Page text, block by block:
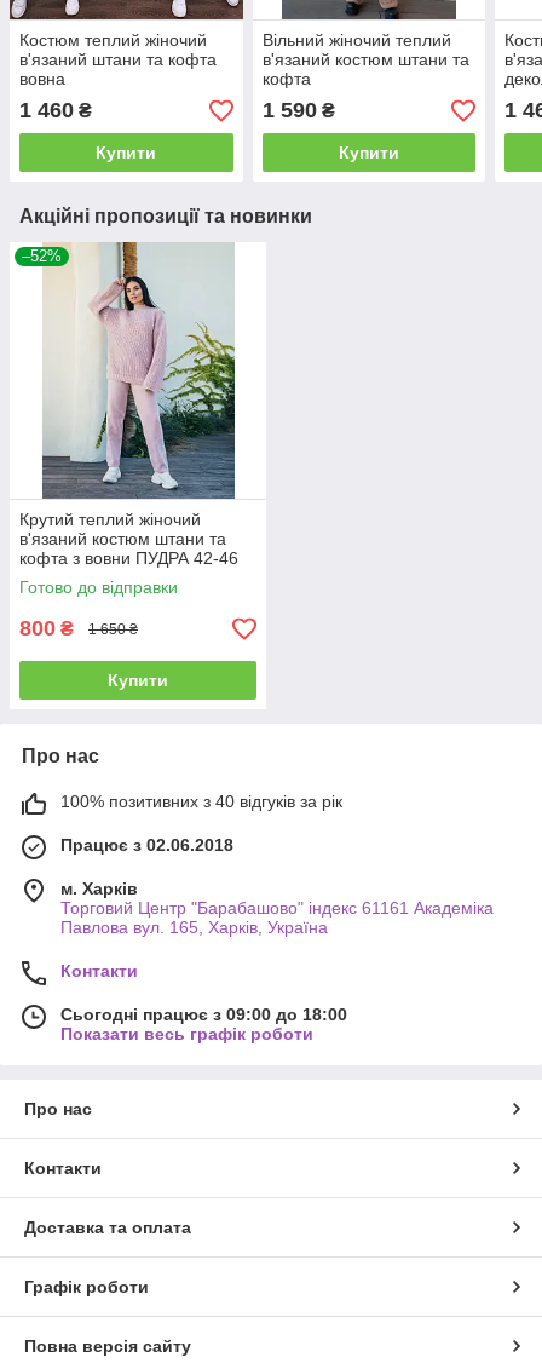
Костюм теплий жіночий
в'язаний штани та кофта
вовна
1 460 ₴
Купити
Вільний жіночий теплий
в'язаний костюм штани та
кофта
1 590₴
Купити
1
Акційні пропозиції та новинки
–52%
Крутий теплий жіночий
в'язаний костюм штани та
кофта з вовни ПУДРА 42-46
Готово до відправки
800 ₴ 1 650 ₴
Купити
Про нас
100% позитивних з 40 відгуків за рік
Працює з 02.06.2018
м. Харків
Торговий Центр "Барабашово" індекс 61161 Академіка
Павлова вул. 165, Харків, Україна
Контакти
Сьогодні працює з 09:00 до 18:00
Показати весь графік роботи
Про нас
Контакти
Доставка та оплата
Графік роботи
Повна версія сайту